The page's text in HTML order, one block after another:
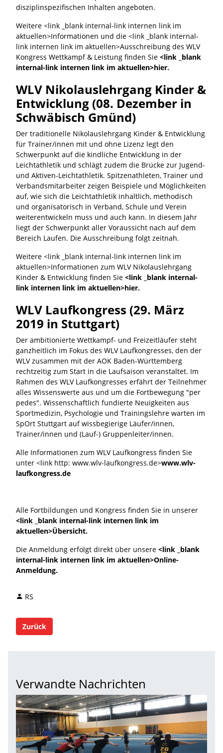
disziplinspezifischen Inhalten angeboten.
Weitere <link _blank internal-link internen link im
aktuellen>Informationen und die <link _blank internal-
link internen link im aktuellen>Ausschreibung des WLV
Kongress Wettkampf & Leistung finden Sie <link _blank
internal-link internen link im aktuellen>hier.
WLV Nikolauslehrgang Kinder &
Entwicklung (08. Dezember in
Schwäbisch Gmünd)
Der traditionelle Nikolauslehrgang Kinder & Entwicklung
für Trainer/innen mit und ohne Lizenz legt den
Schwerpunkt auf die kindliche Entwicklung in der
Leichtathletik und schlägt zudem die Brücke zur Jugend-
und Aktiven-Leichtathletik. Spitzenathleten, Trainer und
Verbandsmitarbeiter zeigen Beispiele und Möglichkeiten
auf, wie sich die Leichtathletik inhaltlich, methodisch
und organisatorisch in Verband, Schule und Verein
weiterentwickeln muss und auch kann. In diesem Jahr
liegt der Schwerpunkt aller Voraussicht nach auf dem
Bereich Laufen. Die Ausschreibung folgt zeitnah.
Weitere <link _blank internal-link internen link im
aktuellen>Informationen zum WLV Nikolauslehrgang
Kinder & Entwicklung finden Sie <link _blank internal-
link internen link im aktuellen>hier.
WLV Laufkongress (29. März
2019 in Stuttgart)
Der ambitionierte Wettkampf- und Freizeitläufer steht
ganzheitlich im Fokus des WLV Laufkongresses, den der
WLV zusammen mit der AOK Baden-Württemberg
rechtzeitig zum Start in die Laufsaison veranstaltet. Im
Rahmen des WLV Laufkongresses erfährt der Teilnehmer
alles Wissenswerte aus und um die Fortbewegung "per
pedes". Wissenschaftlich fundierte Neuigkeiten aus
Sportmedizin, Psychologie und Trainingslehre warten im
SpOrt Stuttgart auf wissbegierige Läufer/innen,
Trainer/innen und (Lauf-) Gruppenleiter/innen.
Alle Informationen zum WLV Laufkongress finden Sie
unter <link http: www.wlv-laufkongress.de>www.wlv-
laufkongress.de
Alle Fortbildungen und Kongress finden Sie in unserer
<link _blank internal-link internen link im
aktuellen>Übersicht.
Die Anmeldung erfolgt direkt über unsere <link _blank
internal-link internen link im aktuellen>Online-
Anmeldung.
RS
Zurück
Verwandte Nachrichten